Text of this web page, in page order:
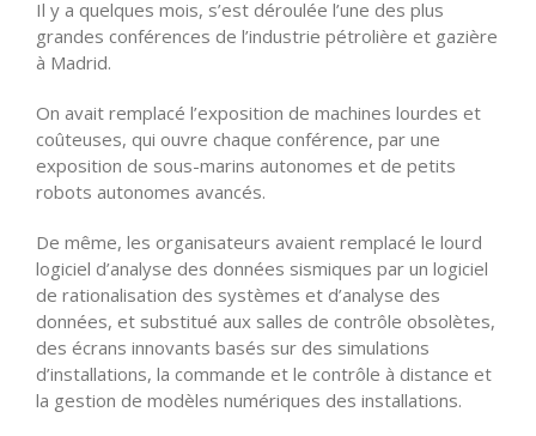
Il y a quelques mois, s’est déroulée l’une des plus
grandes conférences de l’industrie pétrolière et gazière
à Madrid.
On avait remplacé l’exposition de machines lourdes et
coûteuses, qui ouvre chaque conférence, par une
exposition de sous-marins autonomes et de petits
robots autonomes avancés.
De même, les organisateurs avaient remplacé le lourd
logiciel d’analyse des données sismiques par un logiciel
de rationalisation des systèmes et d’analyse des
données, et substitué aux salles de contrôle obsolètes,
des écrans innovants basés sur des simulations
d’installations, la commande et le contrôle à distance et
la gestion de modèles numériques des installations.